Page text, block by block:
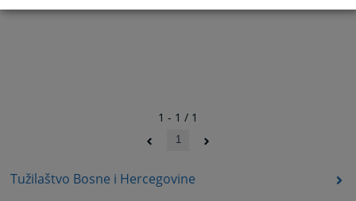
Tužilaštvo Bosne i Hercegovine
1 - 1 / 1
1